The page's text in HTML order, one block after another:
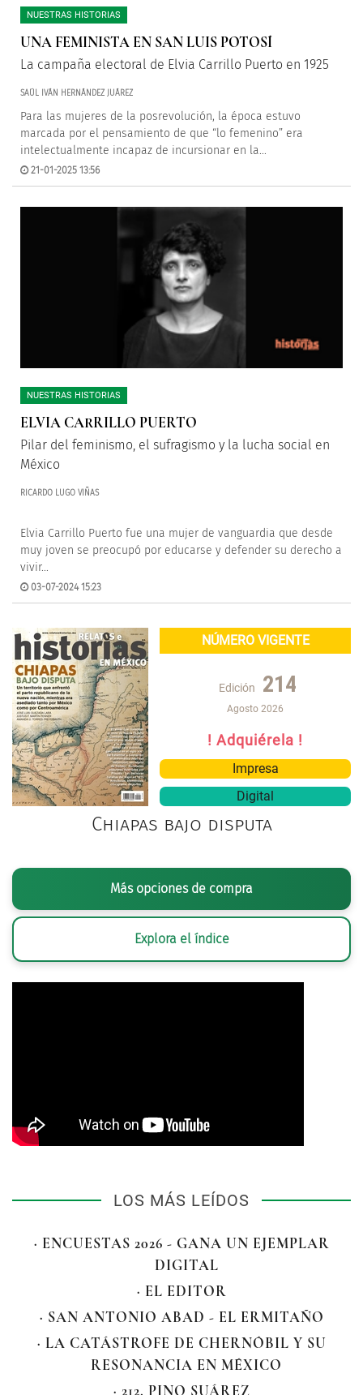
NUESTRAS HISTORIAS
UNA FEMINISTA EN SAN LUIS POTOSÍ
La campaña electoral de Elvia Carrillo Puerto en 1925
SAÚL IVÁN HERNÁNDEZ JUÁREZ
Para las mujeres de la posrevolución, la época estuvo
marcada por el pensamiento de que “lo femenino” era
intelectualmente incapaz de incursionar en la...
21-01-2025 13:56
NUESTRAS HISTORIAS
ELVIA CARRILLO PUERTO
Pilar del feminismo, el sufragismo y la lucha social en
México
RICARDO LUGO VIÑAS
Elvia Carrillo Puerto fue una mujer de vanguardia que desde
muy joven se preocupó por educarse y defender su derecho a
vivir...
03-07-2024 15:23
NÚMERO VIGENTE
Edición 214
Agosto 2026
! Adquiérela !
Impresa
Digital
Chiapas bajo disputa
Más opciones de compra
Explora el índice
LOS MÁS LEÍDOS
· ENCUESTAS 2026 - GANA UN EJEMPLAR
DIGITAL
· EL EDITOR
· SAN ANTONIO ABAD - EL ERMITAÑO
· LA CATÁSTROFE DE CHERNÓBIL Y SU
RESONANCIA EN MÉXICO
· 212. PINO SUÁREZ